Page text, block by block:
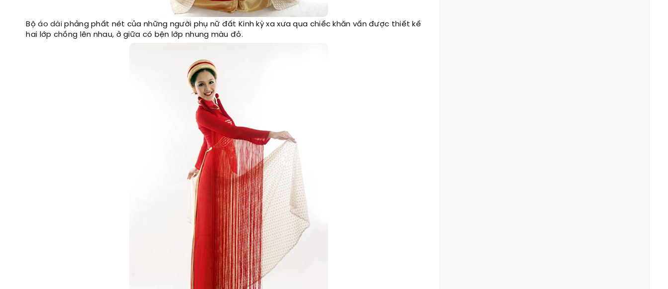
Bộáo dài phảng phất nét của những người phụ nữ đất Kinh kỳ xa xưa qua chiếc khăn vấn được thiết kế
hai lớp chồng lên nhau, ở giữa có bện lớp nhung màu đỏ.